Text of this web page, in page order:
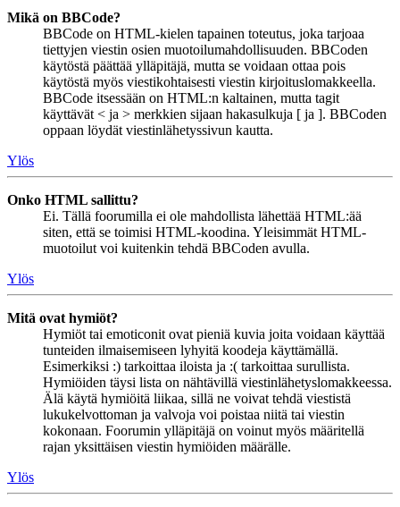
Mikä on BBCode?
BBCode on HTML-kielen tapainen toteutus, joka tarjoaa
tiettyjen viestin osien muotoilumahdollisuuden. BBCoden
käytöstä päättää ylläpitäjä, mutta se voidaan ottaa pois
käytöstä myös viestikohtaisesti viestin kirjoituslomakkeella.
BBCode itsessään on HTML:n kaltainen, mutta tagit
käyttävät < ja > merkkien sijaan hakasulkuja [ ja ]. BBCoden
oppaan löydät viestinlähetyssivun kautta.
Ylös
Onko HTML sallittu?
Ei. Tällä foorumilla ei ole mahdollista lähettää HTML:ää
siten, että se toimisi HTML-koodina. Yleisimmät HTML-
muotoilut voi kuitenkin tehdä BBCoden avulla.
Ylös
Mitä ovat hymiöt?
Hymiöt tai emoticonit ovat pieniä kuvia joita voidaan käyttää
tunteiden ilmaisemiseen lyhyitä koodeja käyttämällä.
Esimerkiksi :) tarkoittaa iloista ja :( tarkoittaa surullista.
Hymiöiden täysi lista on nähtävillä viestinlähetyslomakkeessa.
Älä käytä hymiöitä liikaa, sillä ne voivat tehdä viestistä
lukukelvottoman ja valvoja voi poistaa niitä tai viestin
kokonaan. Foorumin ylläpitäjä on voinut myös määritellä
rajan yksittäisen viestin hymiöiden määrälle.
Ylös